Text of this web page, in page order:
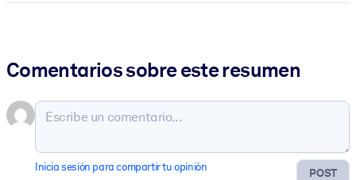
Comentarios sobre este resumen
POST
Inicia sesión para compartir tu opinión